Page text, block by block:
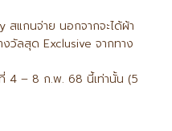
สแกนจ่าย นอกจากจะได้ผ้า
วัลสุด Exclusive จากทาง
4 – 8 ก.พ. 68 นี้เท่านั้น (5